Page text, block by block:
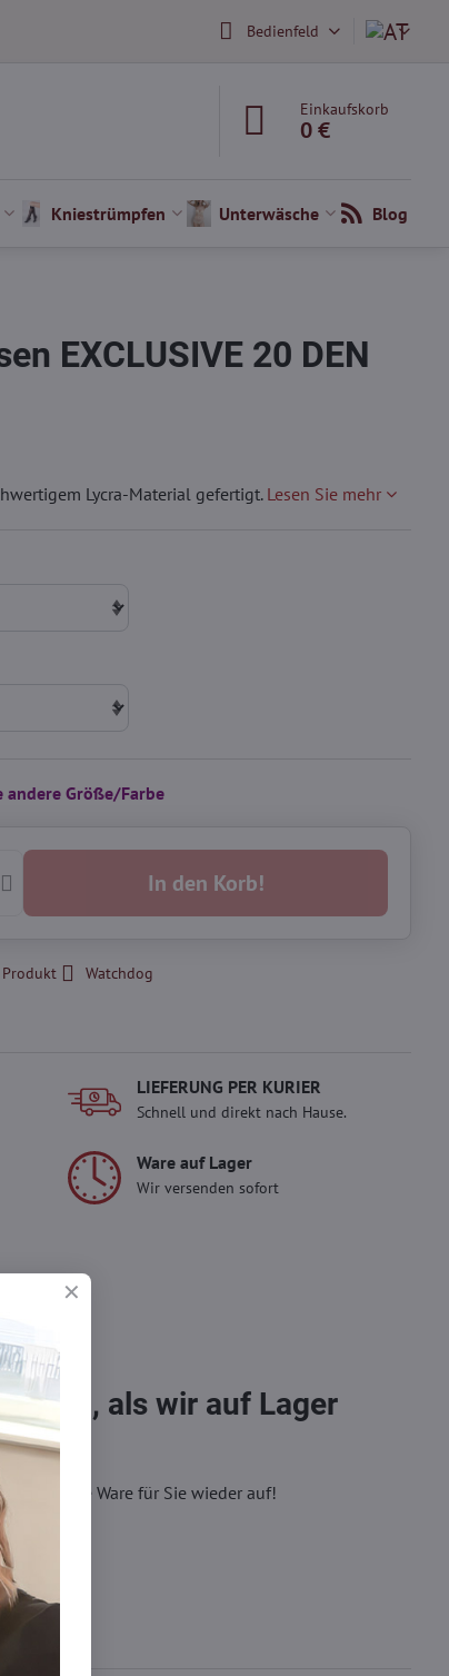
Bedienfeld
Einkaufskorb
0 €
Kniestrümpfen Unterwäsche Blog
EXCLUSIVE 20 DEN
Lycra-Material gefertigt.Lesen Sie mehr
Größe/Farbe
In den Korb!
Produkt Watchdog
LIEFERUNG PER KURIER
Schnell und direkt nach Hause.
Ware auf Lager
Wir versenden sofort
als wir auf Lager
füllen die Ware für Sie wieder auf!